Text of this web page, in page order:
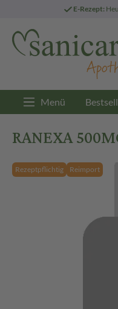
E-Rezept:
Menü
RANEXA
Rezeptpflichtig Reimport